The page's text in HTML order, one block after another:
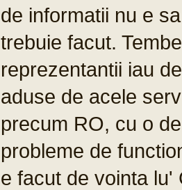
de informatii nu e
trebuie facut.
reprezentantii iau
aduse de acele
precum RO, cu o
probleme de
e facut de vointa lu'